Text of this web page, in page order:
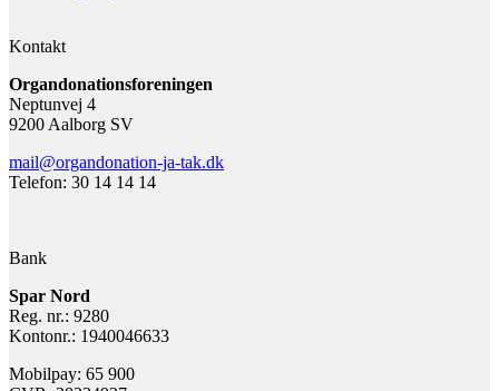
Kontakt
Organdonationsforeningen
Neptunvej 4
9200 Aalborg SV
mail@organdonation-ja-tak.dk
Telefon: 30 14 14 14
Bank
Spar Nord
Reg. nr.: 9280
Kontonr.: 1940046633
Mobilpay: 65 900